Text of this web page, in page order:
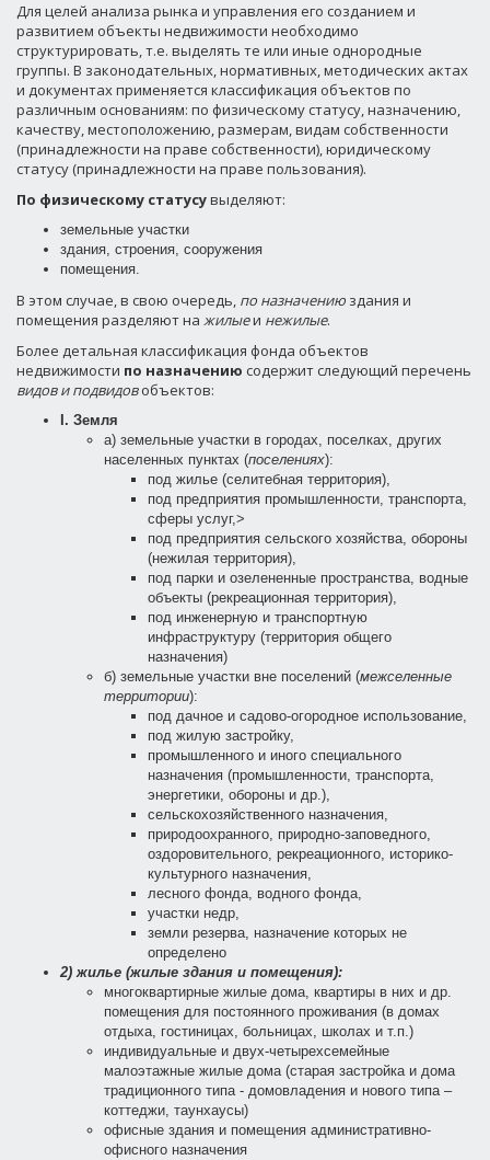
Для целей анализа рынка и управления его созданием и
развитием объекты недвижимости необходимо
структурировать, т.е. выделять те или иные однородные
группы. В законодательных, нормативных, методических актах
и документах применяется классификация объектов по
различным основаниям: по физическому статусу, назначению,
качеству, местоположению, размерам, видам собственности
(принадлежности на праве собственности), юридическому
статусу (принадлежности на праве пользования).
По физическому статусувыделяют:
земельные участки
здания, строения, сооружения
помещения.
В этом случае, в свою очередь, по назначению здания и
помещения разделяют на жилыеи нежилые.
Более детальная классификация фонда объектов
недвижимости по назначению содержит следующий перечень
видов и подвидовобъектов:
I. Земля
а) земельные участки в городах, поселках, других
населенных пунктах (поселениях):
под жилье (селитебная территория),
под предприятия промышленности, транспорта,
сферы услуг,>
под предприятия сельского хозяйства, обороны
(нежилая территория),
под парки и озелененные пространства, водные
объекты (рекреационная территория),
под инженерную и транспортную
инфраструктуру (территория общего
назначения)
б) земельные участки вне поселений (межселенные
территории):
под дачное и садово-огородное использование,
под жилую застройку,
промышленного и иного специального
назначения (промышленности, транспорта,
энергетики, обороны и др.),
сельскохозяйственного назначения,
природоохранного, природно-заповедного,
оздоровительного, рекреационного, историко-
культурного назначения,
лесного фонда, водного фонда,
участки недр,
земли резерва, назначение которых не
определено
2) жилье (жилые здания и помещения):
многоквартирные жилые дома, квартиры в них и др.
помещения для постоянного проживания (в домах
отдыха, гостиницах, больницах, школах и т.п.)
индивидуальные и двух-четырехсемейные
малоэтажные жилые дома (старая заcтройка и дома
традиционного типа - домовладения и нового типа –
коттеджи, таунхаусы)
офисные здания и помещения административно-
офисного назначения